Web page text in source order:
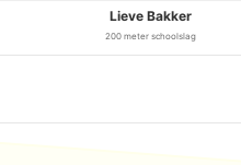
Lieve Bakker
200 meter schoolslag